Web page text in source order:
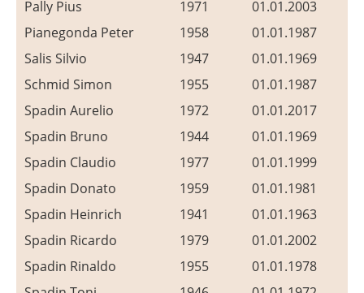
Pally Pius
1971
01.01.2003
Pianegonda Peter
1958
01.01.1987
Salis Silvio
1947
01.01.1969
Schmid Simon
1955
01.01.1987
Spadin Aurelio
1972
01.01.2017
Spadin Bruno
1944
01.01.1969
Spadin Claudio
1977
01.01.1999
Spadin Donato
1959
01.01.1981
Spadin Heinrich
1941
01.01.1963
Spadin Ricardo
1979
01.01.2002
Spadin Rinaldo
1955
01.01.1978